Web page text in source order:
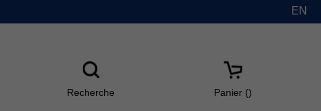
EN
Recherche Panier()